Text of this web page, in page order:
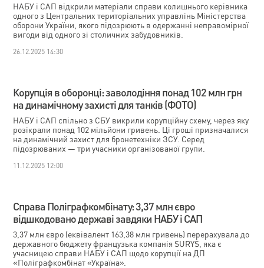
НАБУ і САП відкрили матеріали справи колишнього керівника
одного з Центральних територіальних управлінь Міністерства
оборони України, якого підозрюють в одержанні неправомірної
вигоди від одного зі столичних забудовників.
26.12.2025 14:30
Корупція в оборонці: заволодіння понад 102 млн грн
на динамічному захисті для танків (ФОТО)
НАБУ і САП спільно з СБУ викрили корупційну схему, через яку
розікрали понад 102 мільйони гривень. Ці гроші призначалися
на динамічний захист для бронетехніки ЗСУ. Серед
підозрюваних — три учасники організованої групи.
11.12.2025 12:00
Справа Поліграфкомбінату: 3,37 млн євро
відшкодовано державі завдяки НАБУ і САП
3,37 млн євро (еквівалент 163,38 млн гривень) перерахувала до
державного бюджету французька компанія SURYS, яка є
учасницею справи НАБУ і САП щодо корупції на ДП
«Поліграфкомбінат «Україна».